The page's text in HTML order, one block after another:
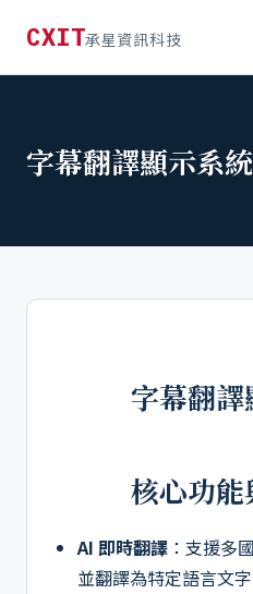
CXIT承星資訊科技
字幕翻譯顯示系統
字幕翻
核心功能
AI 即時翻譯 ：支援多
並翻譯為特定語言文